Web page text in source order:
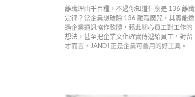
離職理由千百種，不過你知道什麼是 136 離職
定律？當企業想破除 136 離職魔咒，其實能透
過企業通訊協作軟體，藉此關心員工對工作的
想法，甚至把企業文化確實傳遞給員工，對留
才而言，JANDI 正是企業可善用的好工具。